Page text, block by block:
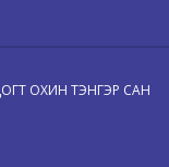
ЦОГТ ОХИН ТЭНГЭР САН